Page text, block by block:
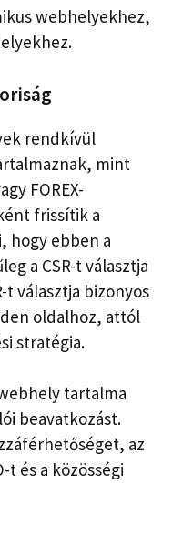
webhelyekhez,
rendkívül
mint
FOREX-
frissítik a
hogy ebben a
a CSR-t választja
t választja bizonyos
oldalhoz, attól
stratégia.
tartalma
beavatkozást.
az
t és a közösségi